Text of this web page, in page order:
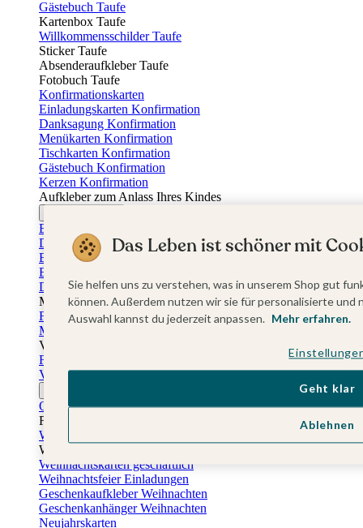
Gästebuch Taufe
Kartenbox Taufe
Willkommensschilder Taufe
Sticker Taufe
Absenderaufkleber Taufe
Fotobuch Taufe
Konfirmationskarten
Einladungskarten Konfirmation
Danksagung Konfirmation
Menükarten Konfirmation
Tischkarten Konfirmation
Gästebuch Konfirmation
Kerzen Konfirmation
Aufkleber zum Anlass Ihres Kindes
Einladungskarten Firmung
Dankeskarten Firmung
Einschulungskarten
Einladungskarten Einschulung
Danksagung Einschulung
Muttertag
Fotogeschenke Muttertag
Muttertagskarten
Vatertag
Fotogeschenke Vatertag
Vatertagskarten
Osterkarten
Fotogeschenke zu Ostern
Weihnachtskarten
Weihnachtskarten selbst gestalten
Weihnachtskarten geschäftlich
Weihnachtsfeier Einladungen
Geschenkaufkleber Weihnachten
Geschenkanhänger Weihnachten
Neujahrskarten
Das Leben ist schöner mit
Sie helfen uns zu verstehen, was in unserem Shop gut
können. Außerdem nutzen wir sie für personalisierte
Auswahl kannst du jederzeit anpassen. Mehr erfahren.
Ablehnen
Geht klar